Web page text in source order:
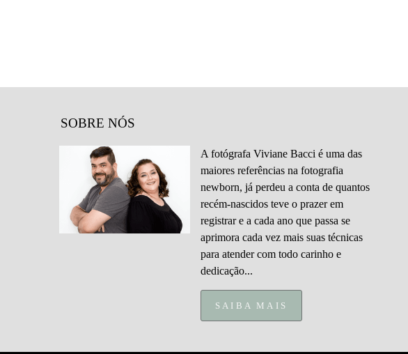
SOBRE NÓS
A fotógrafa Viviane Bacci é uma das
maiores referências na fotografia
newborn, já perdeu a conta de quantos
recém-nascidos teve o prazer em
registrar e a cada ano que passa se
aprimora cada vez mais suas técnicas
para atender com todo carinho e
dedicação...
SAIBA MAIS